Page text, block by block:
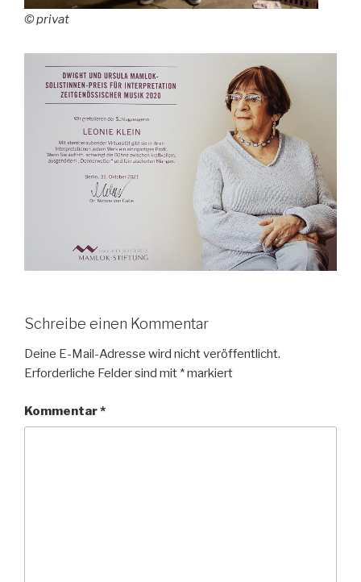
© privat
Schreibe einen Kommentar
Deine E-Mail-Adresse wird nicht veröffentlicht.
Erforderliche Felder sind mit *markiert
Kommentar*